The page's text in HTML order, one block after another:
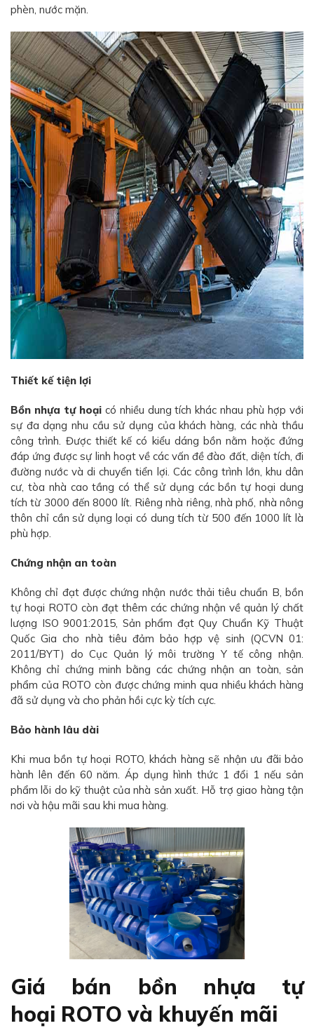
phèn, nước mặn.
Thiết kế tiện lợi
Bồn nhựa tự hoạicó nhiều dung tích khác nhau phù hợp với
sự đa dạng nhu cầu sử dụng của khách hàng, các nhà thầu
công trình. Được thiết kế có kiểu dáng bồn nằm hoặc đứng
đáp ứng được sự linh hoạt về các vấn đề đào đất, diện tích, đi
đường nước và di chuyển tiển lợi. Các công trình lớn, khu dân
cư, tòa nhà cao tầng có thể sử dụng các bồn tự hoại dung
tích từ 3000 đến 8000 lít. Riêng nhà riêng, nhà phố, nhà nông
thôn chỉ cần sử dụng loại có dung tích từ 500 đến 1000 lít là
phù hợp.
Chứng nhận an toàn
Không chỉ đạt được chứng nhận nước thải tiêu chuẩn B, bồn
tự hoại ROTO còn đạt thêm các chứng nhận về quản lý chất
lượng ISO 9001:2015, Sản phẩm đạt Quy Chuẩn Kỹ Thuật
Quốc Gia cho nhà tiêu đảm bảo hợp vệ sinh (QCVN 01:
2011/BYT) do Cục Quản lý môi trường Y tế công nhận.
Không chỉ chứng minh bằng các chứng nhận an toàn, sản
phẩm của ROTO còn được chứng minh qua nhiều khách hàng
đã sử dụng và cho phản hồi cực kỳ tích cực.
Bảo hành lâu dài
Khi mua bồn tự hoại ROTO, khách hàng sẽ nhận ưu đãi bảo
hành lên đến 60 năm. Áp dụng hình thức 1 đổi 1 nếu sản
phẩm lỗi do kỹ thuật của nhà sản xuất. Hỗ trợ giao hàng tận
nơi và hậu mãi sau khi mua hàng.
Giá bán bồn nhựa tự
hoại ROTO và khuyến mãi